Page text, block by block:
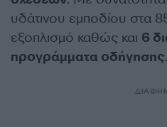
υδάτινου εμποδίου στα
εξοπλισμό καθώς και 6
προγράμματα οδήγησης.